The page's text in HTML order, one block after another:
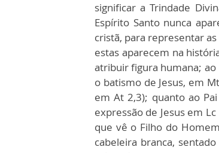
significar a Trindade
Espírito Santo nunca
cristã, para representar
estas aparecem na
atribuir figura humana; ao
o batismo de Jesus, em
em At 2,3); quanto ao
expressão de Jesus em
que vê o Filho do
cabeleira branca,